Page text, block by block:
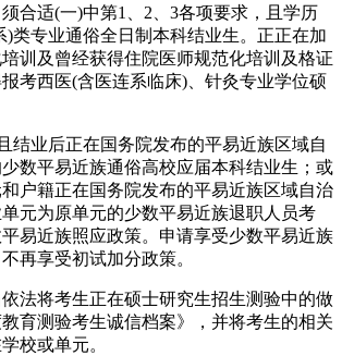
合适(一)中第1、2、3各项要求，且学历
)类专业通俗全日制本科结业生。正正在加
训及曾经获得住院医师规范化培训及格证
考西医(含医连系临床)、针灸专业学位硕
业后正在国务院发布的平易近族区域自
数平易近族通俗高校应届本科结业生；或
户籍正在国务院发布的平易近族区域自治
元为原单元的少数平易近族退职人员考
易近族照应政策。申请享受少数平易近族
再享受初试加分政策。
将考生正在硕士研究生招生测验中的做
育测验考生诚信档案》，并将考生的相关
校或单元。